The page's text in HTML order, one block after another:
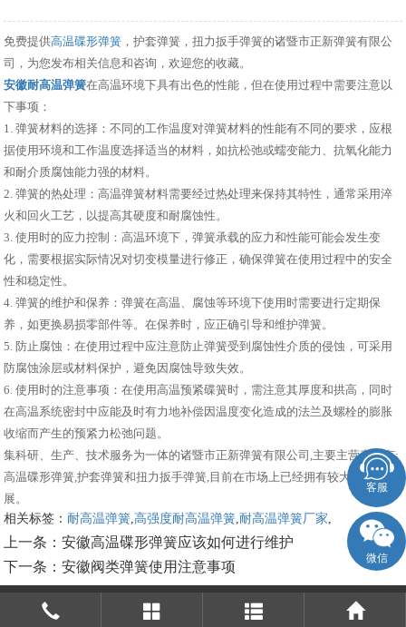
免费提供高温碟形弹簧 ，护套弹簧，扭力扳手弹簧的诸暨市正新弹簧有限公
司，为您发布相关信息和咨询，欢迎您的收藏。
安徽耐高温弹簧在高温环境下具有出色的性能，但在使用过程中需要注意以
下事项：
1. 弹簧材料的选择：不同的工作温度对弹簧材料的性能有不同的要求，应根
据使用环境和工作温度选择适当的材料，如抗松弛或蠕变能力、抗氧化能力
和耐介质腐蚀能力强的材料。
2. 弹簧的热处理：高温弹簧材料需要经过热处理来保持其特性，通常采用淬
火和回火工艺，以提高其硬度和耐腐蚀性。
3. 使用时的应力控制：高温环境下，弹簧承载的应力和性能可能会发生变
化，需要根据实际情况对切变模量进行修正，确保弹簧在使用过程中的安全
性和稳定性。
4. 弹簧的维护和保养：弹簧在高温、腐蚀等环境下使用时需要进行定期保
养，如更换易损零部件等。在保养时，应正确引导和维护弹簧。
5. 防止腐蚀：在使用过程中应注意防止弹簧受到腐蚀性介质的侵蚀，可采用
防腐蚀涂层或材料保护，避免因腐蚀导致失效。
6. 使用时的注意事项：在使用高温预紧碟簧时，需注意其厚度和拱高，同时
在高温系统密封中应能及时有力地补偿因温度变化造成的法兰及螺栓的膨胀
收缩而产生的预紧力松弛问题。
集科研、生产、技术服务为一体的诸暨市正新弹簧有限公司,主要主营产品有:
高温碟形弹簧,护套弹簧和扭力扳手弹簧,目前在市场上已经拥有较大规模和发
展。
相关标签： 耐高温弹簧,高强度耐高温弹簧,耐高温弹簧厂家,
上一条：安徽高温碟形弹簧应该如何进行维护
下一条：安徽阀类弹簧使用注意事项
客服
微信